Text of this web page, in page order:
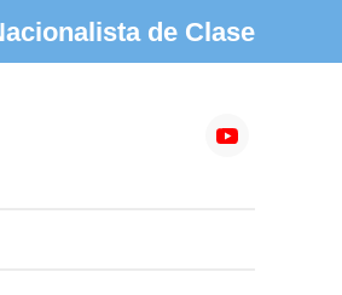
de Clase